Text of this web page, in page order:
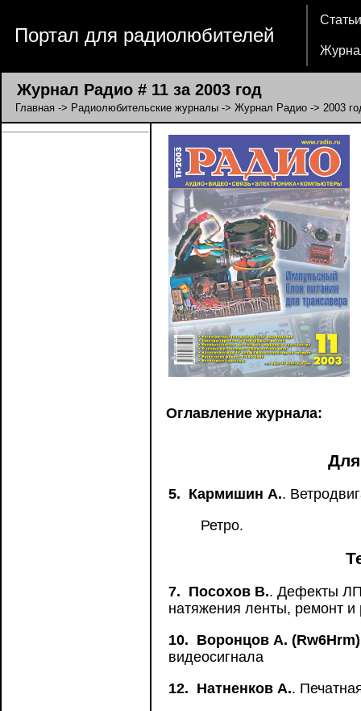
Портал для радиолюбителей
Статьи
Журнал Радио # 11 за 2003 год
Главная -> Радиолюбительские журналы -> Журнал Радио -> 2003
Оглавление журнала:
5. Кармишин А..
Ретро.
7. Посохов В.. Дефекты
натяжения ленты, ремонт и
10. Воронцов А.
видеосигнала
12. Натненков А..